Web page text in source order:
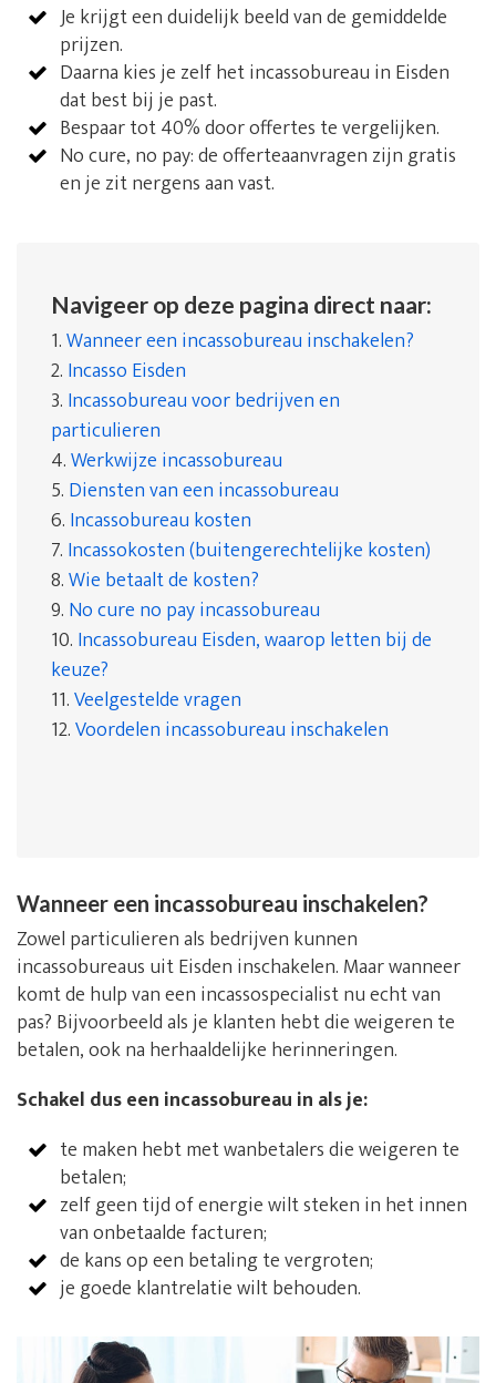
Je krijgt een duidelijk beeld van de gemiddelde
prijzen.
Daarna kies je zelf het incassobureau in Eisden
dat best bij je past.
Bespaar tot 40% door offertes te vergelijken.
No cure, no pay: de offerteaanvragen zijn gratis
en je zit nergens aan vast.
Navigeer op deze pagina direct naar:
1.Wanneer een incassobureau inschakelen?
2. Incasso Eisden
3. Incassobureau voor bedrijven en
particulieren
4.Werkwijze incassobureau
5. Diensten van een incassobureau
6. Incassobureau kosten
7. Incassokosten (buitengerechtelijke kosten)
8.Wie betaalt de kosten?
9. No cure no pay incassobureau
10. Incassobureau Eisden, waarop letten bij de
keuze?
11.Veelgestelde vragen
12.Voordelen incassobureau inschakelen
Wanneer een incassobureau inschakelen?
Zowel particulieren als bedrijven kunnen
incassobureaus uit Eisden inschakelen. Maar wanneer
komt de hulp van een incassospecialist nu echt van
pas? Bijvoorbeeld als je klanten hebt die weigeren te
betalen, ook na herhaaldelijke herinneringen.
Schakel dus een incassobureau in als je:
te maken hebt met wanbetalers die weigeren te
betalen;
zelf geen tijd of energie wilt steken in het innen
van onbetaalde facturen;
de kans op een betaling te vergroten;
je goede klantrelatie wilt behouden.